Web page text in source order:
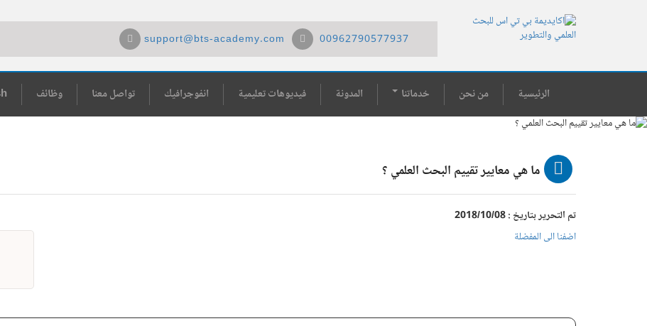
00962790577937
support@bts-academy.com
الرئيسية من نحن خدماتنا المدونة فيديوهات تعليمية انفوجرافيك تواصل معنا وظائف
ما هي معايير تقييم
ما هي معايير تقييم البحث العلمي ؟
تم التحرير بتاريخ : 2018/10/08
اضفنا الى المفضلة